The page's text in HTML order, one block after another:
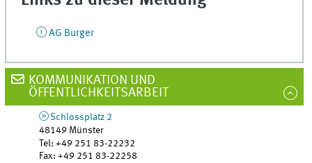
AG Burger
KOMMUNIKATION UND
ÖFFENTLICHKEITSARBEIT
Schlossplatz 2
48149 Münster
Tel:+49 251 83-22232
Fax:+49 251 83-22258